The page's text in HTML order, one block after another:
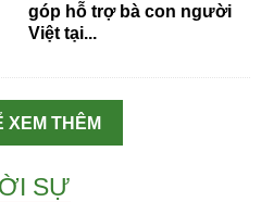
góp hỗ trợ bà con người
Việt tại...
XEM THÊM
SỰ